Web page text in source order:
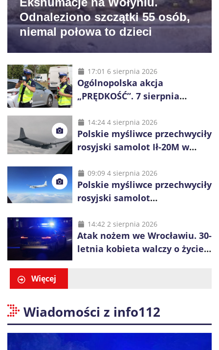
Odnaleziono szczątki 55 osób,
niemal połowa to dzieci
17:01 6 sierpnia 2026
Ogólnopolska akcja
„PRĘDKOŚĆ”. 7 sierpnia
14:24 4 sierpnia 2026
Polskie myśliwce przechwyciły
rosyjski samolot Ił-20M w
09:09 4 sierpnia 2026
Polskie myśliwce przechwyciły
rosyjski samolot
14:42 2 sierpnia 2026
Atak nożem we Wrocławiu. 30-
letnia kobieta walczy o życie,
Więcej
Wiadomości z info112